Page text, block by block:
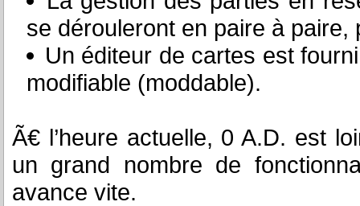
se dérouleront en paire à
Un éditeur de cartes est
modifiable (moddable).
Ã€ l’heure actuelle, 0 A.D. est
un grand nombre de
avance vite.